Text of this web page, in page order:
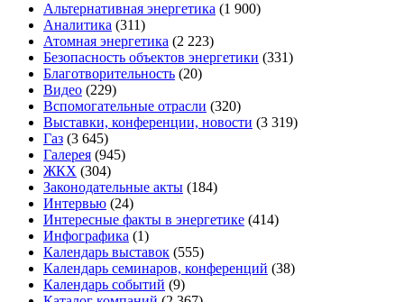
Альтернативная энергетика (1 900)
Аналитика (311)
Атомная энергетика (2 223)
Безопасность объектов энергетики (331)
Благотворительность (20)
Видео (229)
Вспомогательные отрасли (320)
Выставки, конференции, новости (3 319)
Газ (3 645)
Галерея (945)
ЖКХ (304)
Законодательные акты (184)
Интервью (24)
Интересные факты в энергетике (414)
Инфографика (1)
Календарь выставок (555)
Календарь семинаров, конференций (38)
Календарь событий (9)